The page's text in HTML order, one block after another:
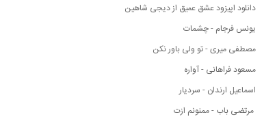
دانلود اپیزود عشق عمیق از دیجی شاهین
یونس فرجام - چشمات
مصطفی میری - تو ولی باور نکن
مسعود فراهانی - آواره
اسماعیل ارندان - سردیار
مرتضی باب - ممنونم ازت